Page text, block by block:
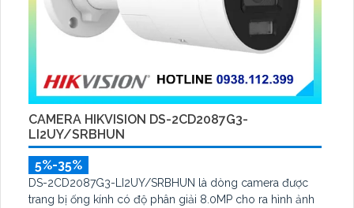
CAMERA HIKVISION DS-2CD2087G3-
LI2UY/SRBHUN
5%-35%
DS-2CD2087G3-LI2UY/SRBHUN là dòng camera được
trang bị ống kính có độ phân giải 8.0MP cho ra hình ảnh